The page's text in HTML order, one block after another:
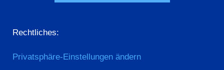
Rechtliches:
Privatsphäre-Einstellungen ändern